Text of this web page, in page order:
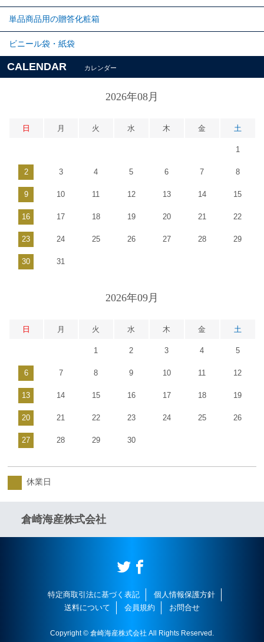
単品商品用の贈答化粧箱
ビニール袋・紙袋
CALENDAR カレンダー
2026年08月
日 月 火 水 木 金 土
1
2 3 4 5 6 7 8
9 10 11 12 13 14 15
16 17 18 19 20 21 22
23 24 25 26 27 28 29
30 31
2026年09月
日 月 火 水 木 金 土
1 2 3 4 5
6 7 8 9 10 11 12
13 14 15 16 17 18 19
20 21 22 23 24 25 26
27 28 29 30
休業日
倉崎海産株式会社
特定商取引法に基づく表記
個人情報保護方針
送料について
会員規約 お問合せ
Copyright © 倉崎海産株式会社 All Rights Reserved.